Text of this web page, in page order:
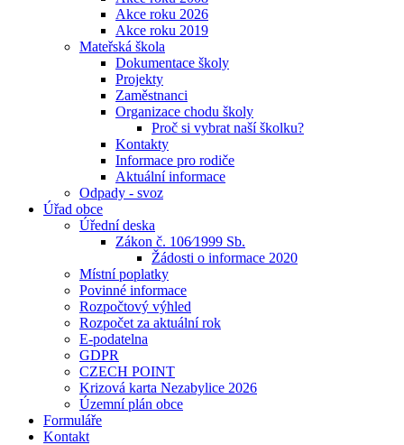
Akce roku 2026
Akce roku 2019
Mateřská škola
Dokumentace školy
Projekty
Zaměstnanci
Organizace chodu školy
Proč si vybrat naší školku?
Kontakty
Informace pro rodiče
Aktuální informace
Odpady - svoz
Úřad obce
Úřední deska
Zákon č. 106⁄1999 Sb.
Žádosti o informace 2020
Místní poplatky
Povinné informace
Rozpočtový výhled
Rozpočet za aktuální rok
E-podatelna
GDPR
CZECH POINT
Krizová karta Nezabylice 2026
Územní plán obce
Formuláře
Kontakt